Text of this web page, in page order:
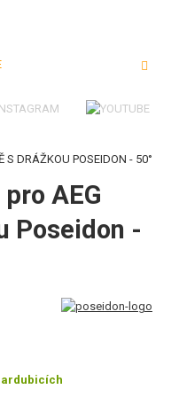
S DRÁŽKOU POSEIDON - 50°
AEG
Poseidon -